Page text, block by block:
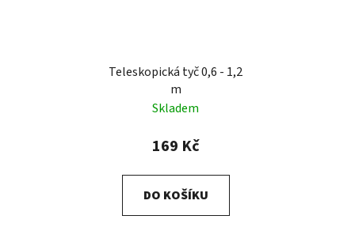
Teleskopická tyč 0,6 - 1,2
m
Skladem
169 Kč
DO KOŠÍKU